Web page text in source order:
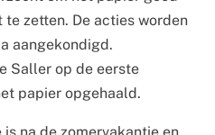
zetten. De acties worden
aangekondigd.
Saller op de eerste
papier opgehaald.